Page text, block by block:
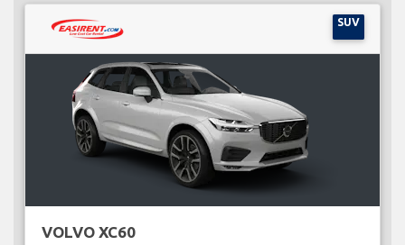
SUV
VOLVO XC60